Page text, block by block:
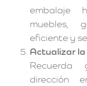
embalaje
muebles,
eficiente y
Actualizar la
dirección